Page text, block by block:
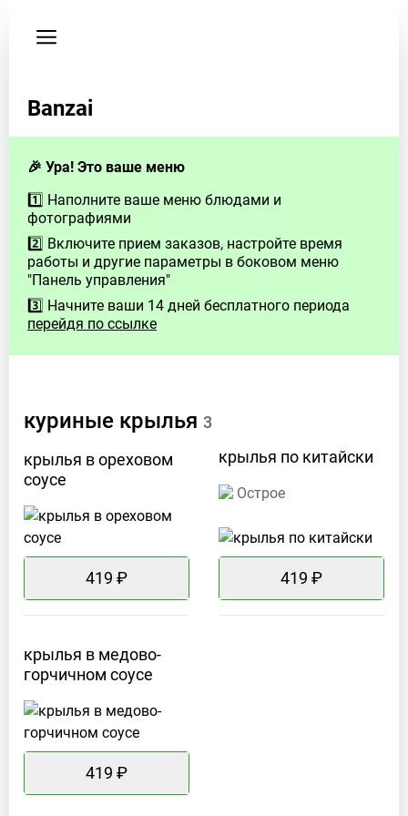
соглашение
89911196790
Banzai
🎉 Ура! Это ваше меню
1️⃣ Наполните ваше меню блюдами и
фотографиями
2️⃣ Включите прием заказов, настройте время
работы и другие параметры в боковом меню
"Панель управления"
3️⃣ Начните ваши 14 дней бесплатного периода
перейдя по ссылке
куриные крылья 3
крылья в ореховом
соусе
419 ₽
крылья по китайски
Острое
419 ₽
крылья в медово-
горчичном соусе
419 ₽